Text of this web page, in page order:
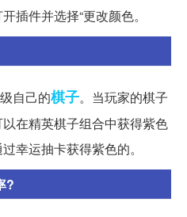
插件并选择“更改颜色。
自己的棋子。当玩家的棋子
在精英棋子组合中获得紫色
幸运抽卡获得紫色的。
?